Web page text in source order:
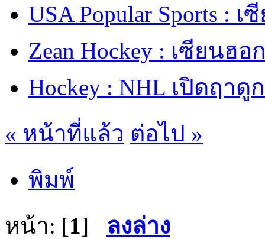
USA Popular Sports :
Zean Hockey : เซียนฮอ
Hockey : NHL เปิดฤา
« หน้าที่แล้ว ต่อไป »
พิมพ์
หน้า: [1] ลงล่าง